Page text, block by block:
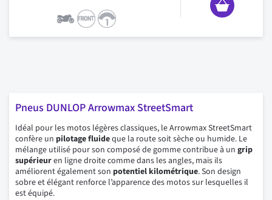
Pneus DUNLOP Arrowmax StreetSmart
Idéal pour les motos légères classiques, le Arrowmax StreetSmart
confère un pilotage fluideque la route soit sèche ou humide. Le
mélange utilisé pour son composé de gomme contribue à un grip
supérieuren ligne droite comme dans les angles, mais ils
améliorent également son potentiel kilométrique. Son design
sobre et élégant renforce l’apparence des motos sur lesquelles il
est équipé.